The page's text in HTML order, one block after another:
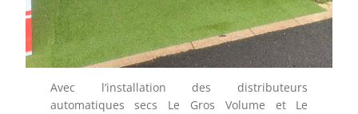
Avec l’installation des distributeurs
automatiques secs Le Gros Volume et Le